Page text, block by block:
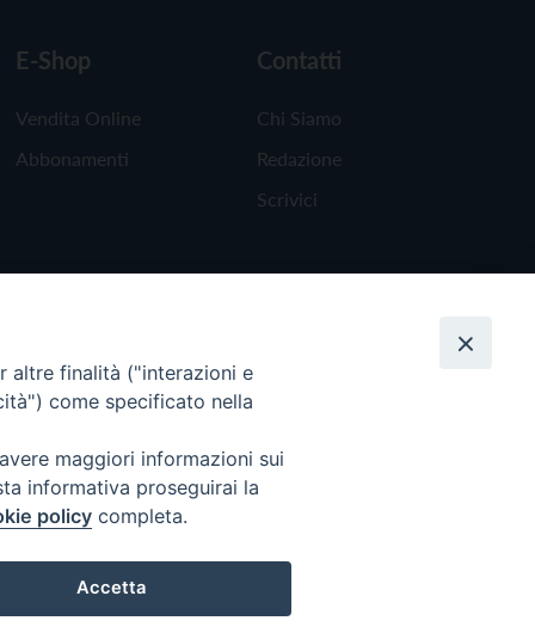
E-Shop
Vendita Online
Abbonamenti
Contatti
Chi Siamo
Redazione
Scrivici
altre finalità ("interazioni e
come specificato nella
maggiori informazioni sui
informativa proseguirai la
policy completa.
Accetta